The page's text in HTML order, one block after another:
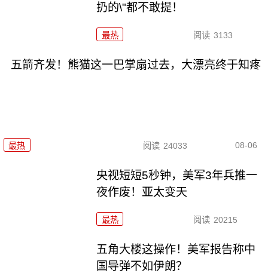
扔的\"都不敢提！
最热 阅读 3133
五箭齐发！熊猫这一巴掌扇过去，大漂亮终于知疼
最热 阅读 24033 08-06
央视短短5秒钟，美军3年兵推一
夜作废！亚太变天
最热 阅读 20215
五角大楼这操作！美军报告称中
国导弹不如伊朗？